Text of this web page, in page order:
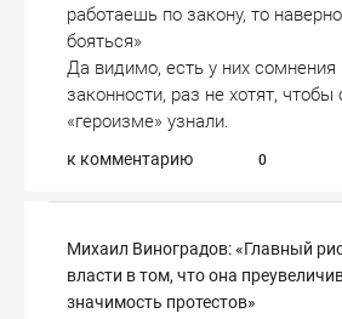
работаешь по закону, то
бояться»
Да видимо, есть у них сомнения
законности, раз не хотят, чтобы
«героизме» узнали.
к комментарию 0
Михаил Виноградов: «Главный
власти в том, что она
значимость протестов»